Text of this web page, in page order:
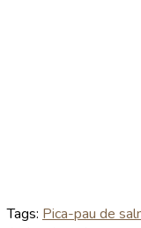
Tags: Pica-pau de